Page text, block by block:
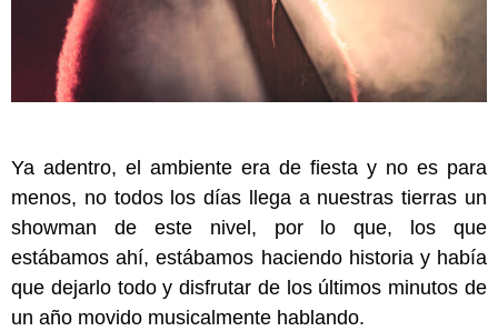
Ya adentro, el ambiente era de fiesta y no es para
menos, no todos los días llega a nuestras tierras un
showman de este nivel, por lo que, los que
estábamos ahí, estábamos haciendo historia y había
que dejarlo todo y disfrutar de los últimos minutos de
un año movido musicalmente hablando.